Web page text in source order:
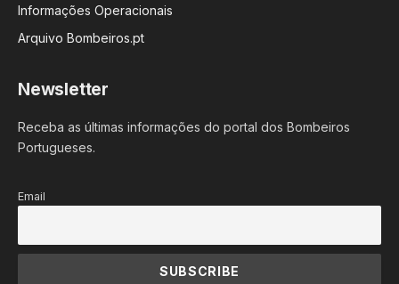
Informações Operacionais
Arquivo Bombeiros.pt
Newsletter
Receba as últimas informações do portal dos Bombeiros
Portugueses.
Email